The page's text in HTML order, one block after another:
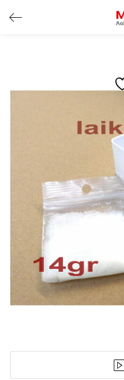
ΕΊΣΟΔΟΣ ΠΕΛΑΤΏΝ
Υπενθύμιση κωδικού
Χάσατε τον κωδικό σας ?